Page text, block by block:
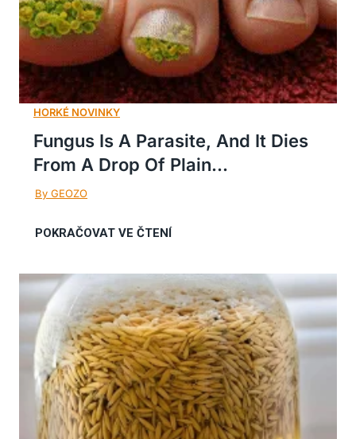
Fungus Is A Parasite, And It Dies
From A Drop Of Plain...